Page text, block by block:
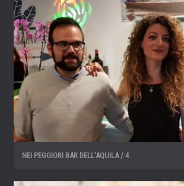
NEI PEGGIORI BAR DELL’AQUILA / 4